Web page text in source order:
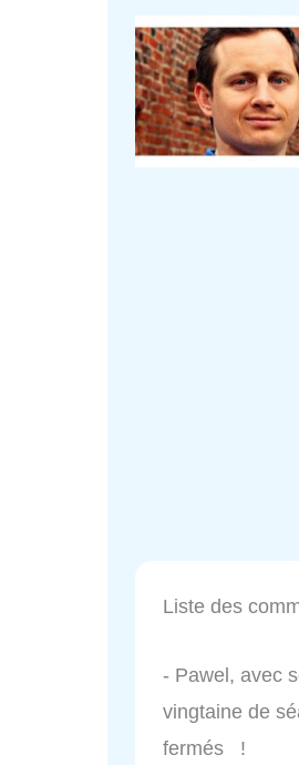
Liste des
- Pawel, avec
vingtaine de
fermés !